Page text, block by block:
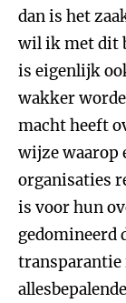
dan is het
wil ik met dit
is eigenlijk
wakker
macht heeft
wijze waarop
organisaties
is voor hun
gedomineerd
transparantie